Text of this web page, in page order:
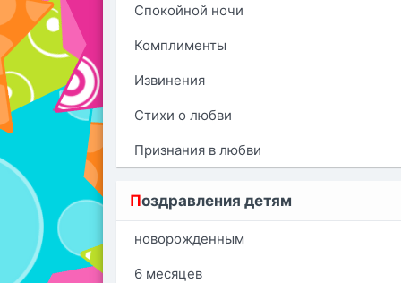
Спокойной ночи
Комплименты
Извинения
Стихи о любви
Признания в любви
Поздравления детям
новорожденным
6 месяцев